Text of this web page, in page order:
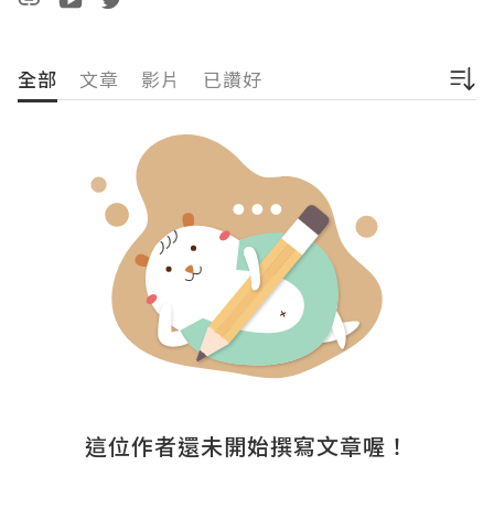
全部 文章 影片 已讚好
這位作者還未開始撰寫文章喔！